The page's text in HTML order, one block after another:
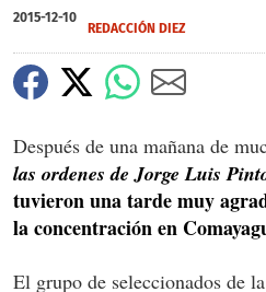
2015-12-10
REDACCIÓN DIEZ
Después de una mañana de
las ordenes de Jorge Luis
tuvieron una tarde muy
la concentración en
El grupo de seleccionados de